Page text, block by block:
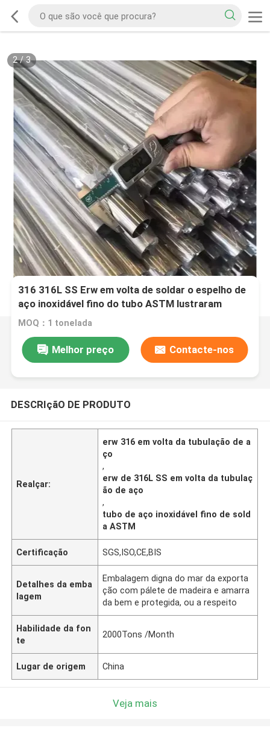
2/3
316 316L SS Erw em volta de soldar o espelho de
aço inoxidável fino do tubo ASTM lustraram
MOQ：1 tonelada
Melhor preço Contacte-nos
DESCRIçãO DE PRODUTO
Realçar:
erw 316 em volta da tubulação de a
ço
,
erw de 316L SS em volta da tubulaç
ão de aço
,
tubo de aço inoxidável fino de sold
a ASTM
Certificação SGS,ISO,CE,BIS
Detalhes da emba
lagem
Embalagem digna do mar da exporta
ção com pálete de madeira e amarra
da bem e protegida, ou a respeito
Habilidade da fon
te
2000Tons /Month
Lugar de origem China
Veja mais